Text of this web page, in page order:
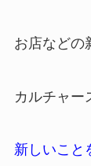
お店などの
カルチャー
新しいこと